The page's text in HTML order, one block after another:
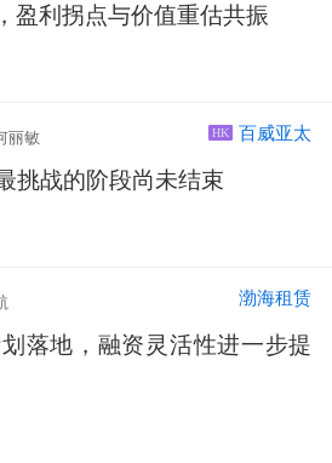
盈利拐点与价值重估共振
丽敏 HK 百威亚太
挑战的阶段尚未结束
渤海租赁
落地，融资灵活性进一步提